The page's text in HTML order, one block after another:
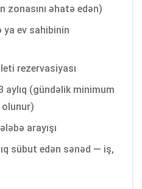
zonasını əhatə edən)
ya ev sahibinin
rezervasiyası
aylıq (gündəlik minimum
olunur)
arayışı
sübut edən sənəd — iş,